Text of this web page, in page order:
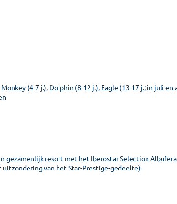
(4-7 j.), Dolphin (8-12 j.), Eagle (13-17 j.; in juli
gezamenlijk resort met het Iberostar Selection
van het Star-Prestige-gedeelte).